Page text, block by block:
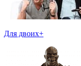
Для двоих+